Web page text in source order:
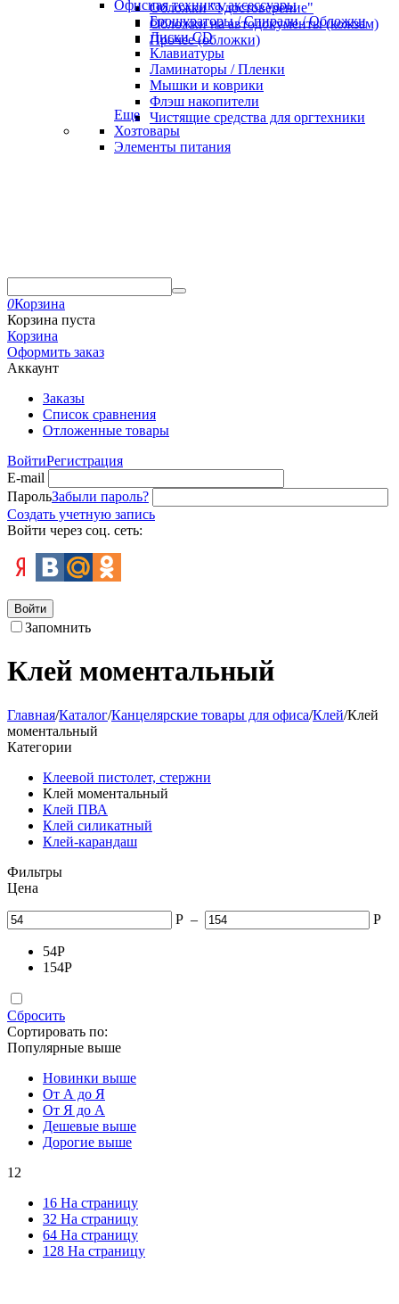
Обложки "Удостоверение"
Обложки на автодокументы (кожзам)
Прочее (обложки)
Офисная техника, аксессуары
Брошураторы / Спирали / Обложки
Диски CD
Клавиатуры
Ламинаторы / Пленки
Мышки и коврики
Флэш накопители
Чистящие средства для оргтехники
Еще
Хозтовары
Элементы питания
0Корзина
Корзина пуста
Корзина
Оформить заказ
Аккаунт
Заказы
Список сравнения
Отложенные товары
ВойтиРегистрация
E-mail
ПарольЗабыли пароль?
Создать учетную запись
Войти через соц. сеть:
Войти
Запомнить
Клей моментальный
Главная/Каталог/Канцелярские товары для офиса/Клей/Клей
моментальный
Категории
Клеевой пистолет, стержни
Клей моментальный
Клей ПВА
Клей силикатный
Клей-карандаш
Фильтры
Цена
Р – Р
54Р
154Р
Сбросить
Сортировать по:
Популярные выше
Новинки выше
От А до Я
От Я до А
Дешевые выше
Дорогие выше
12
16 На страницу
32 На страницу
64 На страницу
128 На страницу